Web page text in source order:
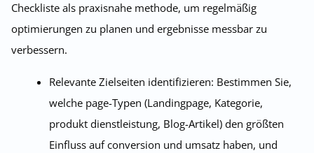
Checkliste als praxisnahe methode, um regelmäßig
optimierungen zu planen und ergebnisse messbar zu
verbessern.
Relevante Zielseiten identifizieren: Bestimmen Sie,
welche page-Typen (Landingpage, Kategorie,
produkt dienstleistung, Blog-Artikel) den größten
Einfluss auf conversion und umsatz haben, und